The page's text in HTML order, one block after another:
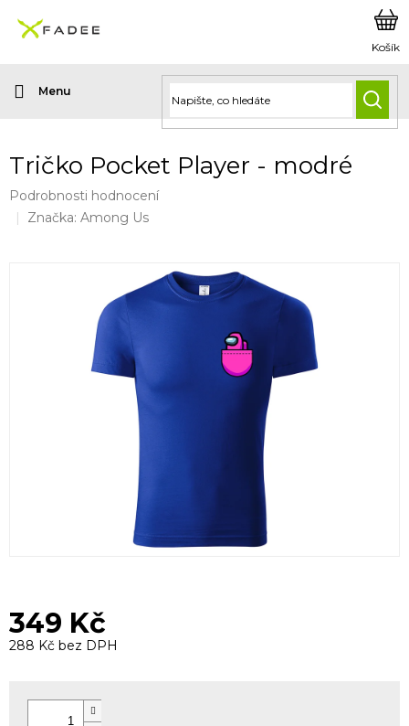
obsah
Tričko Pocket Player - modré
Průměrné
hodnocení
Podrobnosti hodnocení
Značka: Among Us
349 Kč
288 Kč bez DPH